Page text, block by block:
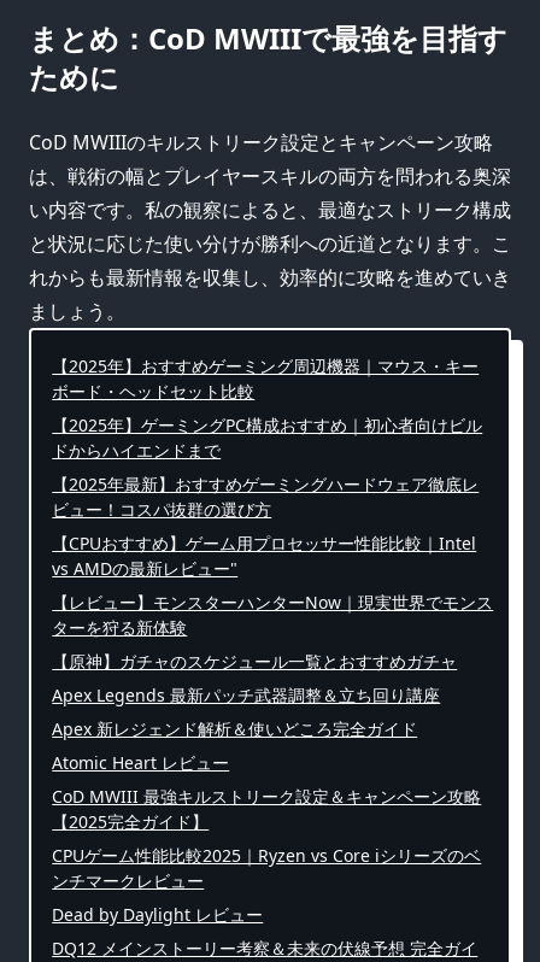
まとめ：CoD MWIIIで最強を目指す
ために
CoD MWIIIのキルストリーク設定とキャンペーン攻略
は、戦術の幅とプレイヤースキルの両方を問われる奥深
い内容です。私の観察によると、最適なストリーク構成
と状況に応じた使い分けが勝利への近道となります。こ
れからも最新情報を収集し、効率的に攻略を進めていき
ましょう。
【2025年】おすすめゲーミング周辺機器｜マウス・キー
ボード・ヘッドセット比較
【2025年】ゲーミングPC構成おすすめ｜初心者向けビル
ドからハイエンドまで
【2025年最新】おすすめゲーミングハードウェア徹底レ
ビュー！コスパ抜群の選び方
【CPUおすすめ】ゲーム用プロセッサー性能比較｜Intel
vs AMDの最新レビュー"
【レビュー】モンスターハンターNow｜現実世界でモンス
ターを狩る新体験
【原神】ガチャのスケジュール一覧とおすすめガチャ
Apex Legends 最新パッチ武器調整＆立ち回り講座
Apex 新レジェンド解析＆使いどころ完全ガイド
Atomic Heart レビュー
CoD MWIII 最強キルストリーク設定＆キャンペーン攻略
【2025完全ガイド】
CPUゲーム性能比較2025｜Ryzen vs Core iシリーズのベ
ンチマークレビュー
Dead by Daylight レビュー
DQ12 メインストーリー考察＆未来の伏線予想 完全ガイ